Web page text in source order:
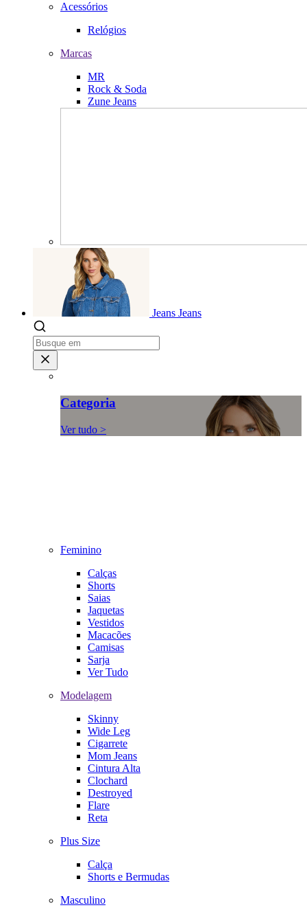
Acessórios
Relógios
Marcas
MR
Rock & Soda
Zune Jeans
Jeans Jeans
Categoria
Ver tudo >
Feminino
Calças
Shorts
Saias
Jaquetas
Vestidos
Macacões
Camisas
Sarja
Ver Tudo
Modelagem
Skinny
Wide Leg
Cigarrete
Mom Jeans
Cintura Alta
Clochard
Destroyed
Flare
Reta
Plus Size
Calça
Shorts e Bermudas
Masculino